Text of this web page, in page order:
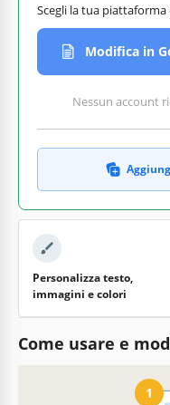
Scegli la tua
Modifica in
Nessun account
Personalizza testo,
immagini e colori
Come usare e
1